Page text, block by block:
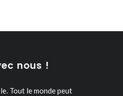
nous !
Tout le monde peut